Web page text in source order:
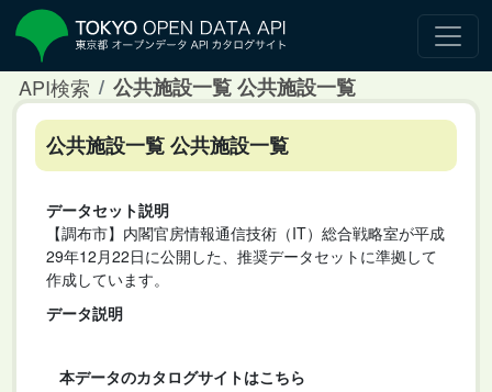
API検索 公共施設一覧 公共施設一覧
公共施設一覧 公共施設一覧
データセット説明
【調布市】内閣官房情報通信技術（IT）総合戦略室が平成
29年12月22日に公開した、推奨データセットに準拠して
作成しています。
データ説明
本データのカタログサイトはこちら